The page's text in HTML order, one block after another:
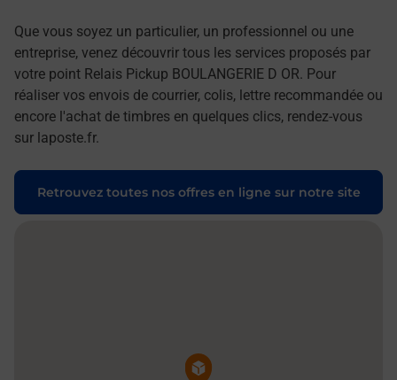
Que vous soyez un particulier, un professionnel ou une
entreprise, venez découvrir tous les services proposés par
votre point Relais Pickup BOULANGERIE D OR. Pour
réaliser vos envois de courrier, colis, lettre recommandée ou
encore l'achat de timbres en quelques clics, rendez-vous
sur laposte.fr.
Retrouvez toutes nos offres en ligne sur notre site
Pin de la carte